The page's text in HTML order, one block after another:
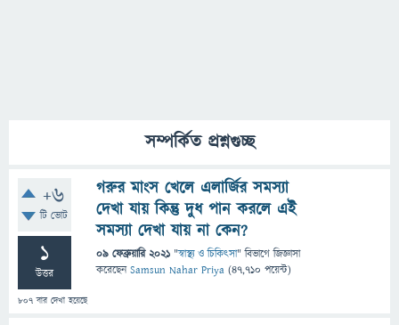
সম্পর্কিত প্রশ্নগুচ্ছ
+6
টি ভোট
1
উত্তর
807 বার দেখা হয়েছে
গরুর মাংস খেলে এলার্জির সমস্যা
দেখা যায় কিন্তু দুধ পান করলে এই
সমস্যা দেখা যায় না কেন?
09 ফেব্রুয়ারি 2021 "স্বাস্থ্য ও চিকিৎসা" বিভাগে জিজ্ঞাসা
করেছেনSamsun Nahar Priya (47,710 পয়েন্ট)